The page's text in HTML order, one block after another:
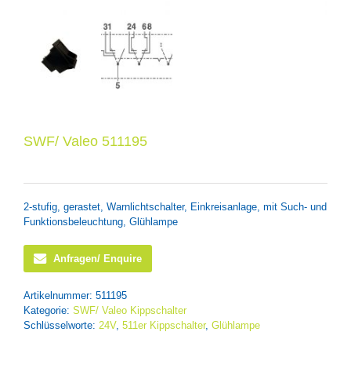
SWF/ Valeo 511195
2-stufig, gerastet, Warnlichtschalter, Einkreisanlage, mit Such- und
Funktionsbeleuchtung, Glühlampe
Anfragen/ Enquire
Artikelnummer: 511195
Kategorie: SWF/ Valeo Kippschalter
Schlüsselworte: 24V, 511er Kippschalter, Glühlampe